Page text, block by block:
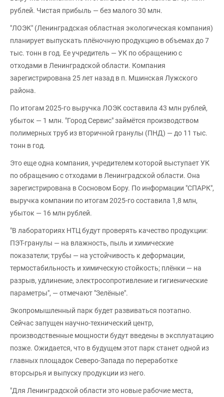
рублей. Чистая прибыль — без малого 30 млн.
"ЛОЭК" (Ленинградская областная экологическая компания)
планирует выпускать плёночную продукцию в объемах до 7
тыс. тонн в год. Ее учредитель — УК по обращению с
отходами в Ленинградской области. Компания
зарегистрирована 25 лет назад в п. Мшинская Лужского
района.
По итогам 2025-го выручка ЛОЭК составила 43 млн рублей,
убыток — 1 млн. "Город Сервис" займётся производством
полимерных труб из вторичной гранулы (ПНД) — до 11 тыс.
тонн в год.
Это еще одна компания, учредителем которой выступает УК
по обращению с отходами в Ленинградской области. Она
зарегистрирована в Сосновом Бору. По информации "СПАРК",
выручка компании по итогам 2025-го составила 1,8 млн,
убыток — 16 млн рублей.
"В лабораториях НТЦ будут проверять качество продукции:
ПЭТ-гранулы — на влажность, пыль и химические
показатели; трубы — на устойчивость к деформации,
термостабильность и химическую стойкость; плёнки — на
разрыв, удлинение, электросопротивление и гигиенические
параметры", — отмечают "Зелёные".
Экопромышленный парк будет развиваться поэтапно.
Сейчас запущен научно-технический центр,
производственные мощности будут введены в эксплуатацию
позже. Ожидается, что в будущем этот парк станет одной из
главных площадок Северо-Запада по переработке
вторсырья и выпуску продукции из него.
"Для Ленинградской области это новые рабочие места,